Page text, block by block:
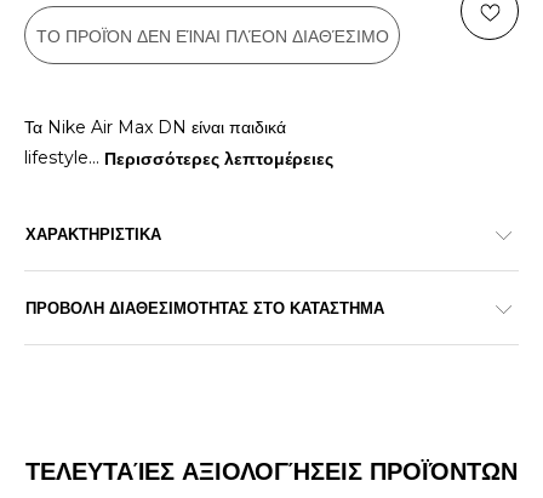
ΤΟ ΠΡΟΪΌΝ ΔΕΝ ΕΊΝΑΙ ΠΛΈΟΝ ΔΙΑΘΈΣΙΜΟ
Τα Nike Air Max DN είναι παιδικά
lifestyle... Περισσότερες λεπτομέρειες
ΧΑΡΑΚΤΗΡΙΣΤΙΚΑ
ΠΡΟΒΟΛΗ ΔΙΑΘΕΣΙΜΟΤΗΤΑΣ ΣΤΟ ΚΑΤΑΣΤΗΜΑ
ΤΕΛΕΥΤΑΊΕΣ ΑΞΙΟΛΟΓΉΣΕΙΣ ΠΡΟΪΌΝΤΩΝ